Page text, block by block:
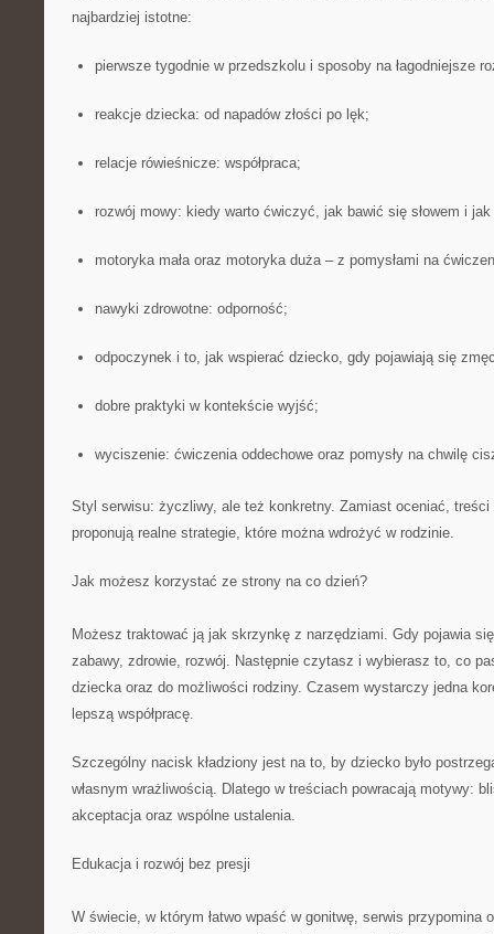
najbardziej istotne:
pierwsze tygodnie w przedszkolu i sposoby na łagodniejsze
reakcje dziecka: od napadów złości po lęk;
relacje rówieśnicze: współpraca;
rozwój mowy: kiedy warto ćwiczyć, jak bawić się słowem i
motoryka mała oraz motoryka duża – z pomysłami na
nawyki zdrowotne: odporność;
odpoczynek i to, jak wspierać dziecko, gdy pojawiają się
dobre praktyki w kontekście wyjść;
wyciszenie: ćwiczenia oddechowe oraz pomysły na chwilę
Styl serwisu: życzliwy, ale też konkretny. Zamiast oceniać,
proponują realne strategie, które można wdrożyć w rodzinie.
Jak możesz korzystać ze strony na co dzień?
Możesz traktować ją jak skrzynkę z narzędziami. Gdy pojawia
zabawy, zdrowie, rozwój. Następnie czytasz i wybierasz to, co
dziecka oraz do możliwości rodziny. Czasem wystarczy jedna
lepszą współpracę.
Szczególny nacisk kładziony jest na to, by dziecko było
własnym wrażliwością. Dlatego w treściach powracają motywy:
akceptacja oraz wspólne ustalenia.
Edukacja i rozwój bez presji
W świecie, w którym łatwo wpaść w gonitwę, serwis przypomina